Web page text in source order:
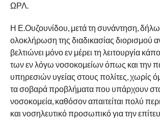
ΩΡΛ.
Η Ε.Ουζουνίδου, μετά τη συνάντηση,
ολοκλήρωση της διαδικασίας διορισμού
βελτιώνει μόνο εν μέρει τη λειτουργία
των εν λόγω νοσοκομείων όπως και την
υπηρεσιών υγείας στους πολίτες, χωρίς
τα σοβαρά προβλήματα που υπάρχουν
νοσοκομεία, καθόσον απαιτείται πολύ
και νοσηλευτικό προσωπικό για την